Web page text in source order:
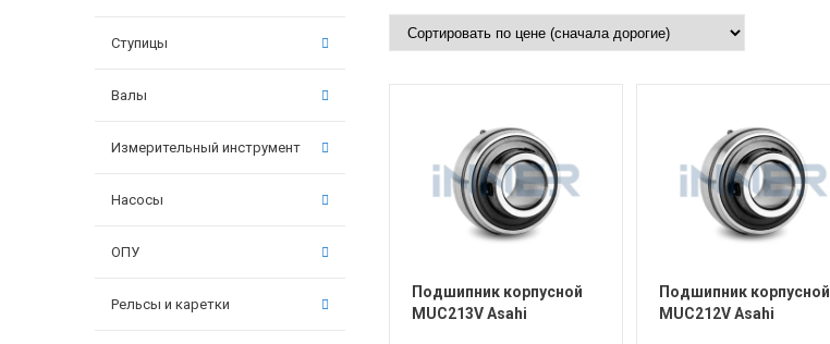
Ступицы
Валы
Измерительный инструмент
Насосы
ОПУ
Рельсы и каретки
Подшипник корпусной
MUC213V Asahi
Подшипник корпусной
MUC212V Asahi